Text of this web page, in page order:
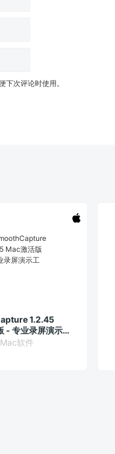
次评论时使用。
1.2.45
- 专业录屏演示
Mac软件